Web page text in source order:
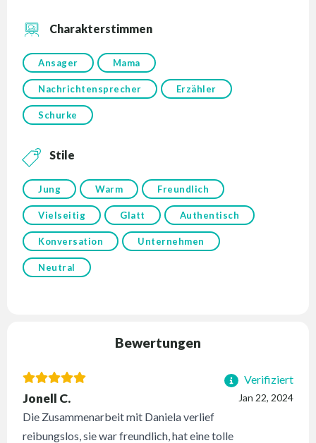
Charakterstimmen
Ansager Mama
Nachrichtensprecher Erzähler
Schurke
Stile
Jung Warm Freundlich
Vielseitig Glatt Authentisch
Konversation Unternehmen
Neutral
Bewertungen
Verifiziert
Jan 22, 2024
Jonell C.
Die Zusammenarbeit mit Daniela verlief
reibungslos, sie war freundlich, hat eine tolle